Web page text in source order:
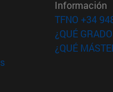
ventana)
ventana)
en nueva ventana)
(abre en nueva ventana)
en nueva ventana)
Información
TFNO +34
¿QUÉ
¿QUÉ